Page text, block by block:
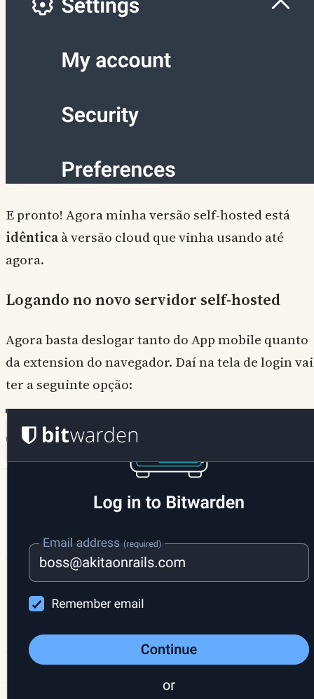
E pronto! Agora minha versão self-hosted está
idênticaà versão cloud que vinha usando até
agora.
Logando no novo servidor self-hosted
Agora basta deslogar tanto do App mobile quanto
da extension do navegador. Daí na tela de login vai
ter a seguinte opção: